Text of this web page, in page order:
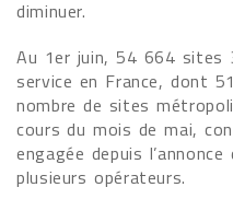
diminuer.
Au 1er juin, 54 664 sites
service en France, dont
nombre de sites
cours du mois de mai,
engagée depuis
plusieurs opérateurs.